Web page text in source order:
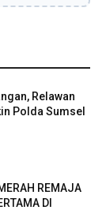
Relawan
Polda Sumsel
REMAJA
DI